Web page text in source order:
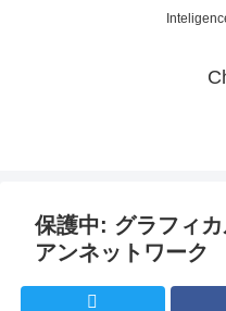
保護中: グラフィ
アンネットワーク